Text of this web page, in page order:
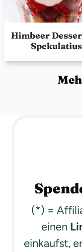
Himbeer
Spekulatius
(*) =
einen
einkaufst,